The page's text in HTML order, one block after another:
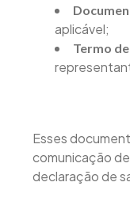
aplicável;
Termo
Esses
comunicação
declaração de